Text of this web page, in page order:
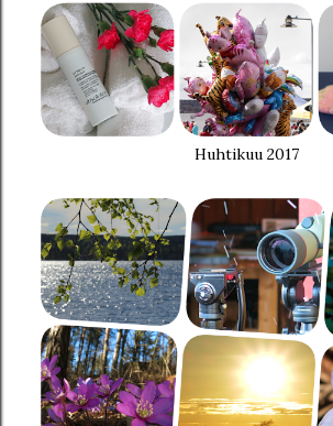
Huhtikuu 2017